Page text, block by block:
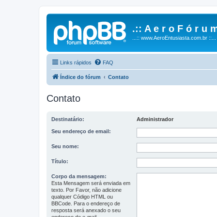
.:: A e r o F ó r u
...:: www.AeroEntusiasta.com.br ::...
Links rápidos FAQ
Índice do fórum Contato
Contato
Destinatário: Administrador
Seu endereço de email:
Seu nome:
Título:
Corpo da mensagem:
Esta Mensagem será enviada em
texto. Por Favor, não adicione
qualquer Código HTML ou
BBCode. Para o endereço de
resposta será anexado o seu